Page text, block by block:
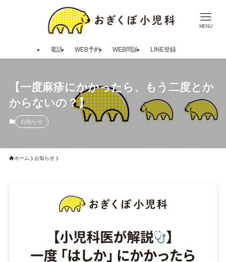
MENU
電話 WEB予約 WEB問診 LINE登録
【一度麻疹にかかったら、もう二度とか
からないの？】
お知らせ
ホーム お知らせ